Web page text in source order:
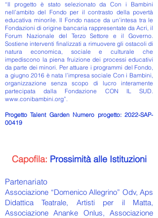
“Il progetto è stato selezionato da Con i Bambini
nell’ambito del Fondo per il contrasto della povertà
educativa minorile. Il Fondo nasce da un’intesa tra le
Fondazioni di origine bancaria rappresentate da Acri, il
Forum Nazionale del Terzo Settore e il Governo.
Sostiene interventi finalizzati a rimuovere gli ostacoli di
natura economica, sociale e culturale che
impediscono la piena fruizione dei processi educativi
da parte dei minori. Per attuare i programmi del Fondo,
a giugno 2016 è nata l’impresa sociale Con i Bambini,
organizzazione senza scopo di lucro interamente
partecipata dalla Fondazione CON IL SUD.
www.conibambini.org”.
Progetto Talent Garden Numero progetto: 2022-SAP-
00419
Capofila: Prossimità alle Istituzioni
Partenariato
Associazione “Domenico Allegrino” Odv, Aps
Didattica Teatrale, Artisti per il Matta,
Associazione Ananke Onlus, Associazione